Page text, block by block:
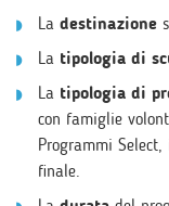
La destinazione
La tipologia di
La tipologia di
con famiglie
Programmi
finale.